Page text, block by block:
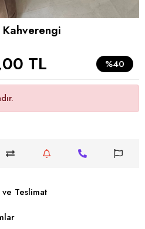
Kahverengi
TL %40
Teslimat